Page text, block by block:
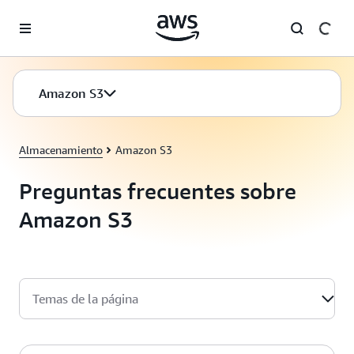
Amazon S3
Almacenamiento Amazon S3
Preguntas frecuentes sobre
Amazon S3
Temas de la página